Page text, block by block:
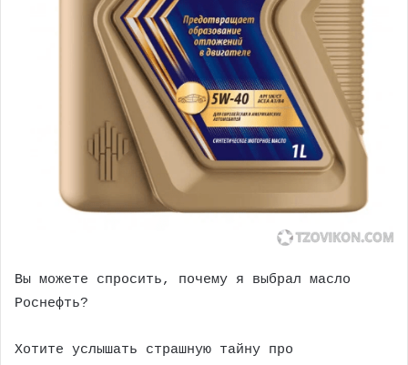
Вы можете спросить, почему я выбрал масло
Роснефть?
Хотите услышать страшную тайну про